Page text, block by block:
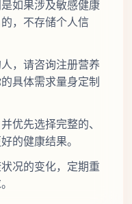
如果涉及敏感健康
，不存储个人信
，请咨询注册营养
具体需求量身定制
优先选择完整的、
的健康结果。
况的变化，定期重